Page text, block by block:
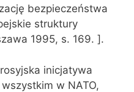
bezpieczeństwa
struktury
1995, s. 169. ].
inicjatywa
w NATO,